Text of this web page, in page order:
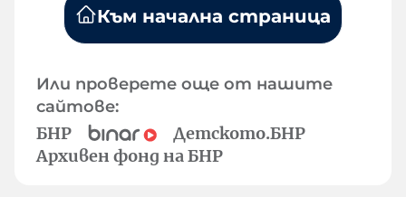
Към начална страница
Или проверете още от нашите
сайтове:
БНР
Детското.БНР
Архивен фонд на БНР